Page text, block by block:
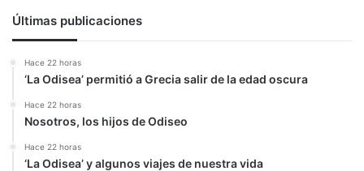
Últimas publicaciones
Hace 22 horas
‘La Odisea’ permitió a Grecia salir de la edad oscura
Hace 22 horas
Nosotros, los hijos de Odiseo
Hace 22 horas
‘La Odisea’ y algunos viajes de nuestra vida